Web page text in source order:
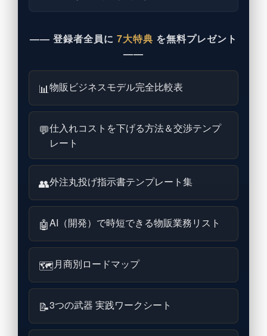
—— 登録者全員に 7大特典 を無料プレゼント
——
📊物販ビジネスモデル完全比較表
💬仕入れコストを下げる方法＆交渉テンプ
レート
👥外注丸投げ指示書テンプレート集
🤖AI（開発）で時短できる物販業務リスト
🗺月商別ロードマップ
📝3つの武器 実践ワークシート